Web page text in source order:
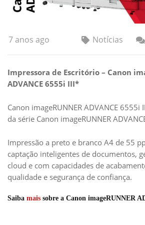
7 anos ago Notícias
Impressora de Escritório – Canon
ADVANCE 6555i III*
Canon imageRUNNER ADVANCE
da série Canon imageRUNNER
Impressão a preto e branco A4 de 55
captação inteligentes de documentos,
cloud e com capacidades de
qualidade e segurança de confiança.
Saiba mais sobre a Canon imageRUNNER